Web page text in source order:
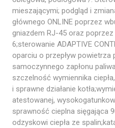
mieszającymi; podgląd i
głównego ONLINE poprzez
gniazdem RJ-45 oraz poprzez
6;sterowanie ADAPTIVE
oparciu o przepływ powietrza
samoczynnego zapłonu
szczelność wymiennika
i sprawne działanie
atestowanej,
sprawność cieplna sięgająca
odzyskowi ciepła ze